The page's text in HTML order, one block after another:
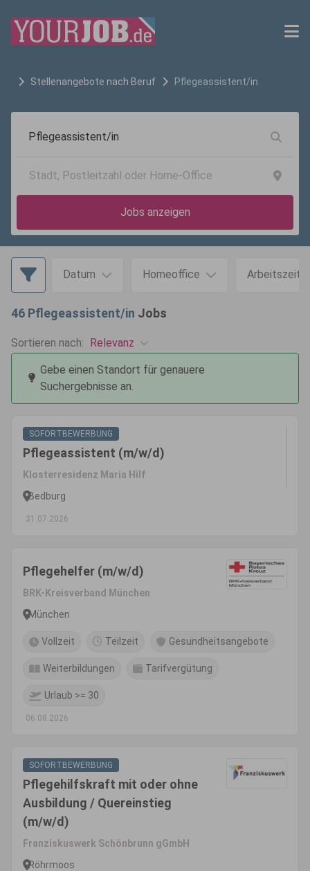
Stellenangebote nach Beruf Pflegeassistent/in
Jobs anzeigen
Datum Homeoffice Arbeitszeit
46 Pflegeassistent/in Jobs
Sortieren nach: Relevanz
Gebe einen Standort für genauere
Suchergebnisse an.
SOFORTBEWERBUNG
Pflegeassistent (m/w/d)
Klosterresidenz Maria Hilf
Bedburg
31.07.2026
Pflegehelfer (m/w/d)
BRK-Kreisverband München
München
Vollzeit Teilzeit Gesundheitsangebote
Weiterbildungen Tarifvergütung
Urlaub >= 30
06.08.2026
SOFORTBEWERBUNG
Pflegehilfskraft mit oder ohne
Ausbildung / Quereinstieg
(m/w/d)
Franziskuswerk Schönbrunn gGmbH
Röhrmoos